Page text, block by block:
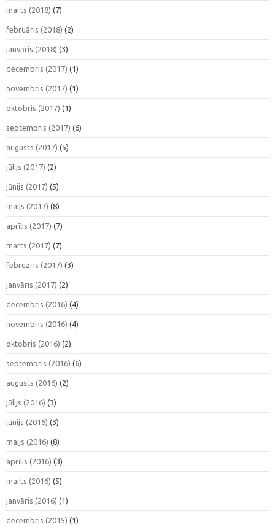
marts (2018) (7)
februāris (2018) (2)
janvāris (2018) (3)
decembris (2017) (1)
novembris (2017) (1)
oktobris (2017) (1)
septembris (2017) (6)
augusts (2017) (5)
jūlijs (2017) (2)
jūnijs (2017) (5)
maijs (2017) (8)
aprīlis (2017) (7)
marts (2017) (7)
februāris (2017) (3)
janvāris (2017) (2)
decembris (2016) (4)
novembris (2016) (4)
oktobris (2016) (2)
septembris (2016) (6)
augusts (2016) (2)
jūlijs (2016) (3)
jūnijs (2016) (3)
maijs (2016) (8)
aprīlis (2016) (3)
marts (2016) (5)
janvāris (2016) (1)
decembris (2015) (1)